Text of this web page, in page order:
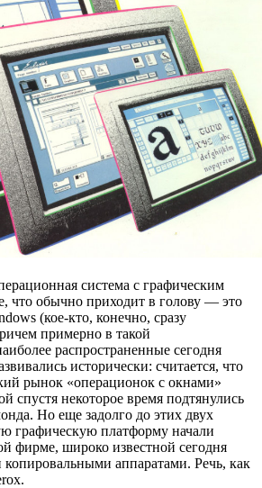
система с графическим
что обычно приходит в голову — это
(кое-кто, конечно, сразу
примерно в такой
распространенные сегодня
исторически: считается, что
рынок «операционок с окнами»
спустя некоторое время подтянулись
Но еще задолго до этих двух
графическую платформу начали
фирме, широко известной сегодня
аппаратами. Речь, как